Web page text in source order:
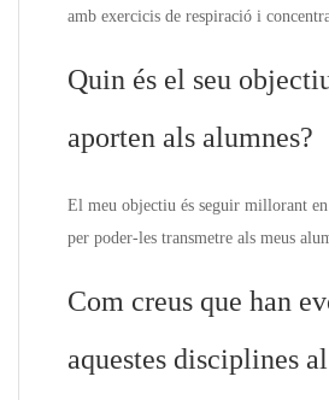
amb exercicis de respiració i
Quin és el seu
aporten als alumnes?
El meu objectiu és seguir millorant en
per poder-les transmetre als meus
Com creus que han
aquestes disciplines